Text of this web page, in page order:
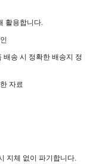
활용합니다.
배송 시 정확한 배송지 정
자료
지체 없이 파기합니다.